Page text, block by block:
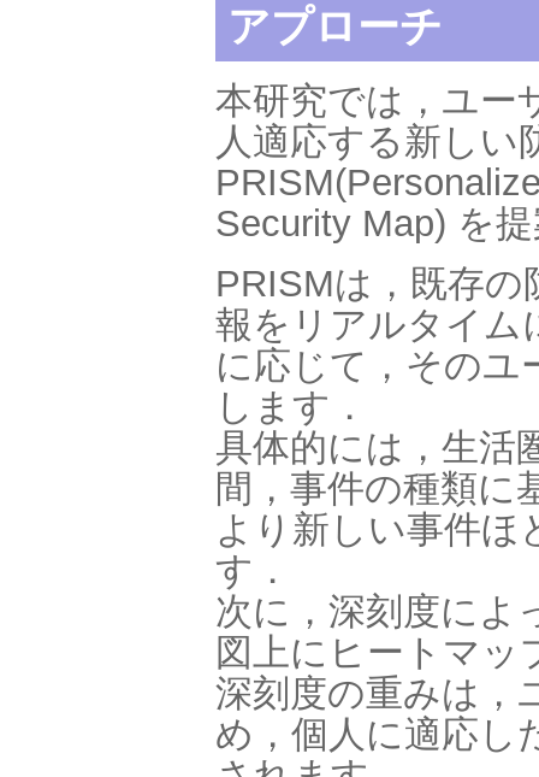
アプローチ
本研究では，ユー
人適応する新しい
Security Map) を
PRISMは，既存
報をリアルタイム
に応じて，そのユ
します．
具体的には，生活
間，事件の種類に
より新しい事件ほ
す．
次に，深刻度によ
図上にヒートマッ
深刻度の重みは，
め，個人に適応し